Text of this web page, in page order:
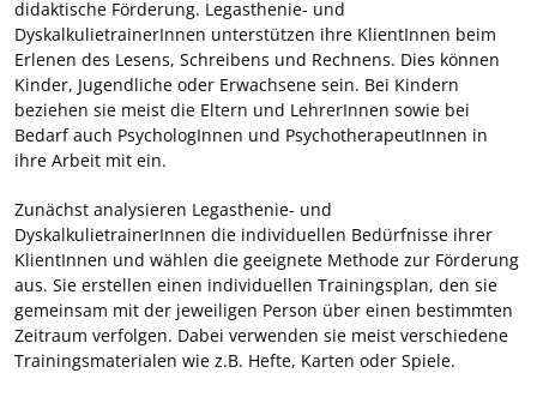
didaktische Förderung. Legasthenie- und
DyskalkulietrainerInnen unterstützen ihre KlientInnen beim
Erlenen des Lesens, Schreibens und Rechnens. Dies können
Kinder, Jugendliche oder Erwachsene sein. Bei Kindern
beziehen sie meist die Eltern und LehrerInnen sowie bei
Bedarf auch PsychologInnen und PsychotherapeutInnen in
ihre Arbeit mit ein.
Zunächst analysieren Legasthenie- und
DyskalkulietrainerInnen die individuellen Bedürfnisse ihrer
KlientInnen und wählen die geeignete Methode zur Förderung
aus. Sie erstellen einen individuellen Trainingsplan, den sie
gemeinsam mit der jeweiligen Person über einen bestimmten
Zeitraum verfolgen. Dabei verwenden sie meist verschiedene
Trainingsmaterialen wie z.B. Hefte, Karten oder Spiele.